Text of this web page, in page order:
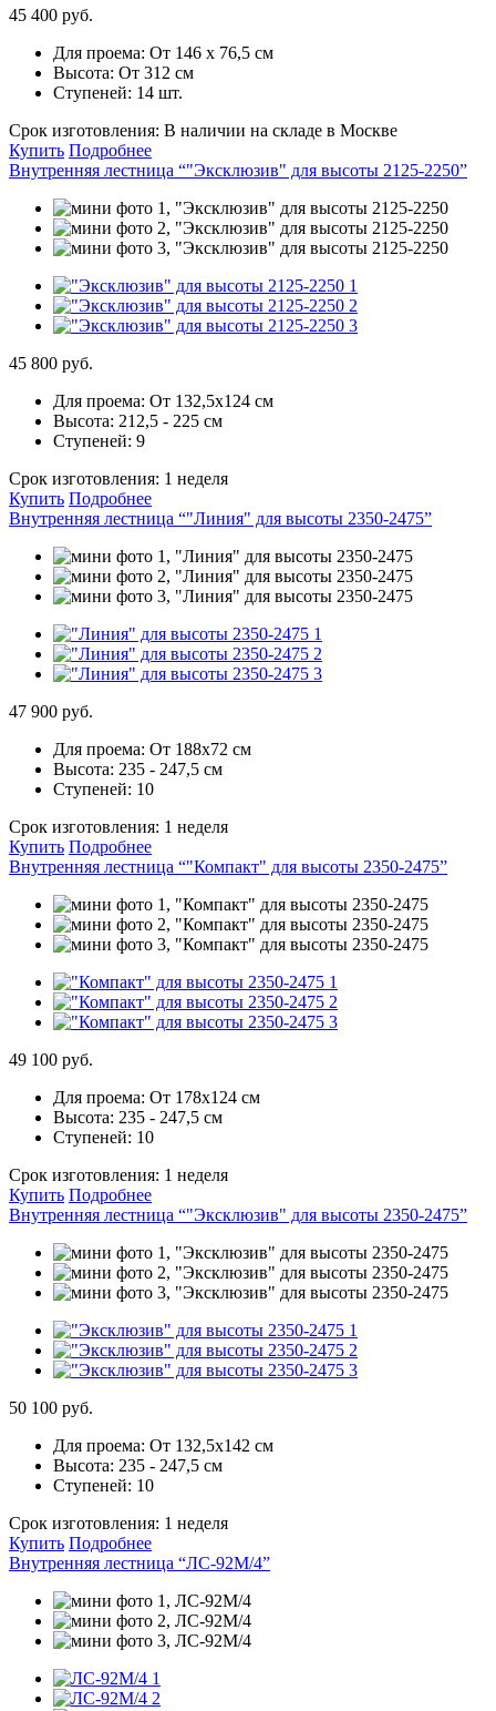
45 400 руб.
Для проема: От 146 х 76,5 см
Высота: От 312 см
Ступеней: 14 шт.
Срок изготовления: В наличии на складе в Москве
Купить Подробнее
Внутренняя лестница “"Эксклюзив" для высоты 2125-2250”
45 800 руб.
Для проема: От 132,5х124 см
Высота: 212,5 - 225 см
Ступеней: 9
Срок изготовления: 1 неделя
Купить Подробнее
Внутренняя лестница “"Линия" для высоты 2350-2475”
47 900 руб.
Для проема: От 188х72 см
Высота: 235 - 247,5 см
Ступеней: 10
Срок изготовления: 1 неделя
Купить Подробнее
Внутренняя лестница “"Компакт" для высоты 2350-2475”
49 100 руб.
Для проема: От 178х124 см
Высота: 235 - 247,5 см
Ступеней: 10
Срок изготовления: 1 неделя
Купить Подробнее
Внутренняя лестница “"Эксклюзив" для высоты 2350-2475”
50 100 руб.
Для проема: От 132,5х142 см
Высота: 235 - 247,5 см
Ступеней: 10
Срок изготовления: 1 неделя
Купить Подробнее
Внутренняя лестница “ЛС-92М/4”